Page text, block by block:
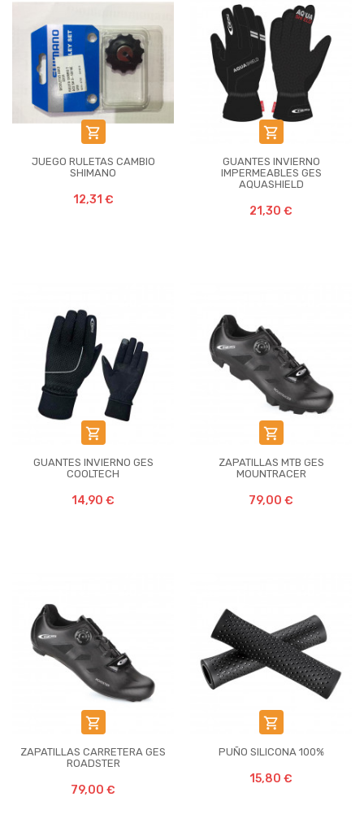

JUEGO RULETAS CAMBIO
SHIMANO
12,31 €

GUANTES INVIERNO
IMPERMEABLES GES
AQUASHIELD
21,30 €

GUANTES INVIERNO GES
COOLTECH
14,90 €

ZAPATILLAS MTB GES
MOUNTRACER
79,00 €

ZAPATILLAS CARRETERA GES
ROADSTER
79,00 €

PUÑO SILICONA 100%
15,80 €